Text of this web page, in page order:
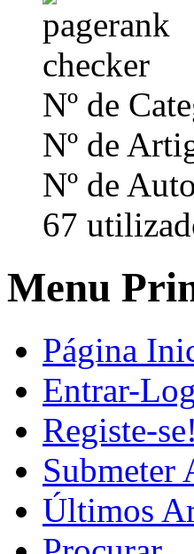
Nº de
Nº de
Nº de
67
Menu
Página
Entrar-
Registe-se!
Submeter
Últimos